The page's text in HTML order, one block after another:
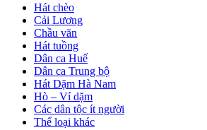
Hát chèo
Cải Lương
Chầu văn
Hát tuồng
Dân ca Huế
Dân ca Trung bộ
Hát Dặm Hà Nam
Hò – Ví dặm
Các dân tộc ít người
Thể loại khác